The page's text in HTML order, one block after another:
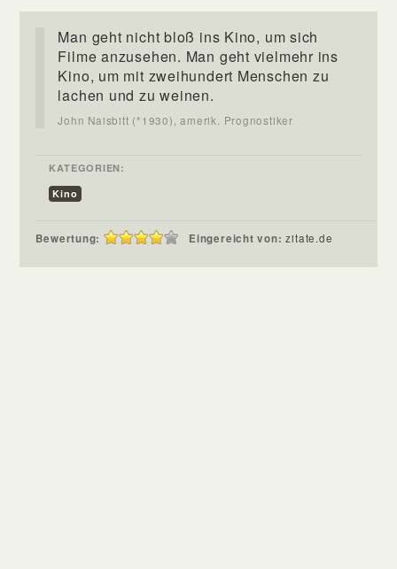
Man geht nicht bloß ins Kino, um sich
Filme anzusehen. Man geht vielmehr ins
Kino, um mit zweihundert Menschen zu
lachen und zu weinen.
John Naisbitt (*1930), amerik. Prognostiker
KATEGORIEN:
Kino
Bewertung: Eingereicht von:zitate.de